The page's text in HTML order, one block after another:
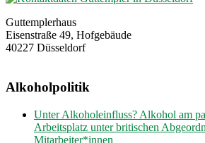
Guttemplerhaus
Eisenstraße 49, Hofgebäude
40227 Düsseldorf
Alkoholpolitik
Unter Alkoholeinfluss? Alkohol am
Arbeitsplatz unter britischen
Mitarbeiter*innen